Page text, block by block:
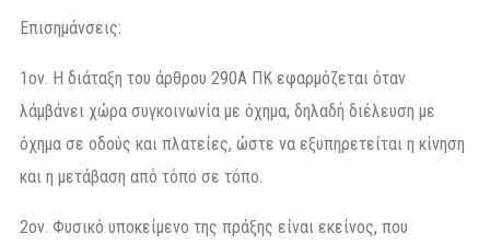
Επισημάνσεις:
1ον. Η διάταξη του άρθρου 290Α ΠΚ εφαρμόζεται όταν
λάμβάνει χώρα συγκοινωνία με όχημα, δηλαδή διέλευση με
όχημα σε οδούς και πλατείες, ώστε να εξυπηρετείται η κίνηση
και η μετάβαση από τόπο σε τόπο.
2ον. Φυσικό υποκείμενο της πράξης είναι εκείνος, που